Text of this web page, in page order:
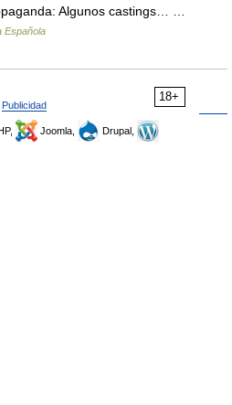
Algunos castings… …
Española
18+
Publicidad
Joomla,
Drupal,